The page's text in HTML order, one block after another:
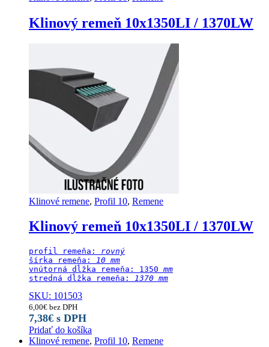
Klinový remeň 10x1350LI / 1370LW
Klinové remene, Profil 10, Remene
Klinový remeň 10x1350LI / 1370LW
profil remeňa: rovný
šírka remeňa: 10 mm
vnútorná dĺžka remeňa: 1350 mm
stredná dĺžka remeňa:
1370 mm
SKU: 101503
6,00€ bez DPH
7,38€ s DPH
Pridať do košíka
Klinové remene, Profil 10, Remene